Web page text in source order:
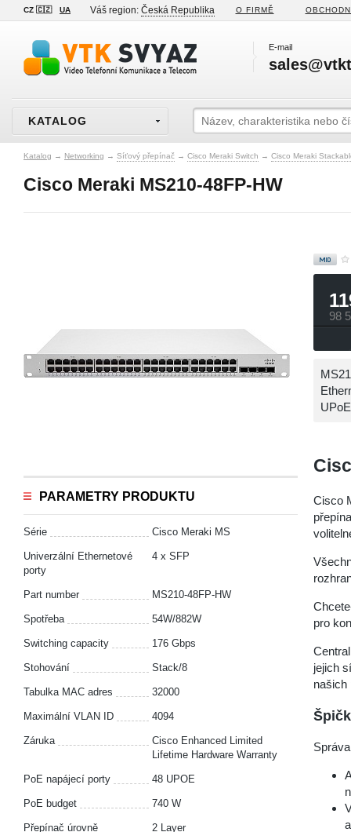
CZ 🇨🇿 UA Váš region: Česká Republika O FIRMĚ
E-mail
KATALOG
Katalog → Networking → Síťový přepínač → Cisco Meraki Switch → Cisco Meraki
Cisco Meraki MS210-48FP-HW
PARAMETRY PRODUKTU
Série Cisco Meraki MS
Univerzální Ethernetové
porty
4 x SFP
Part number MS210-48FP-HW
Spotřeba 54W/882W
Switching capacity 176 Gbps
Stohování Stack/8
Tabulka MAC adres 32000
Maximální VLAN ID 4094
Záruka
Cisco Enhanced Limited
Lifetime Hardware Warranty
PoE napájecí porty 48 UPOE
PoE budget 740 W
Přepínač úrovně 2 Layer
98
Cisco
pro
jejich
našich